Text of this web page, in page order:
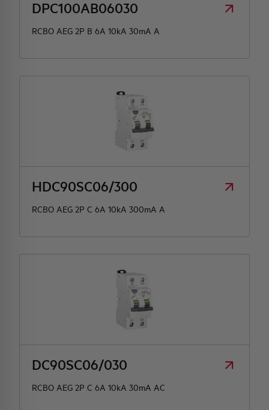
DPC100AB06030
RCBO AEG 2P B 6A 10kA 30mA A
HDC90SC06/300
RCBO AEG 2P C 6A 10kA 300mA A
DC90SC06/030
RCBO AEG 2P C 6A 10kA 30mA AC